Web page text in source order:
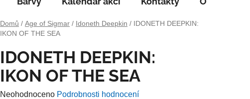
Domů / Age of Sigmar / Idoneth Deepkin / IDONETH DEEPKIN:
IKON OF THE SEA
IDONETH DEEPKIN:
IKON OF THE SEA
Průměrné
Neohodnoceno Podrobnosti hodnocení